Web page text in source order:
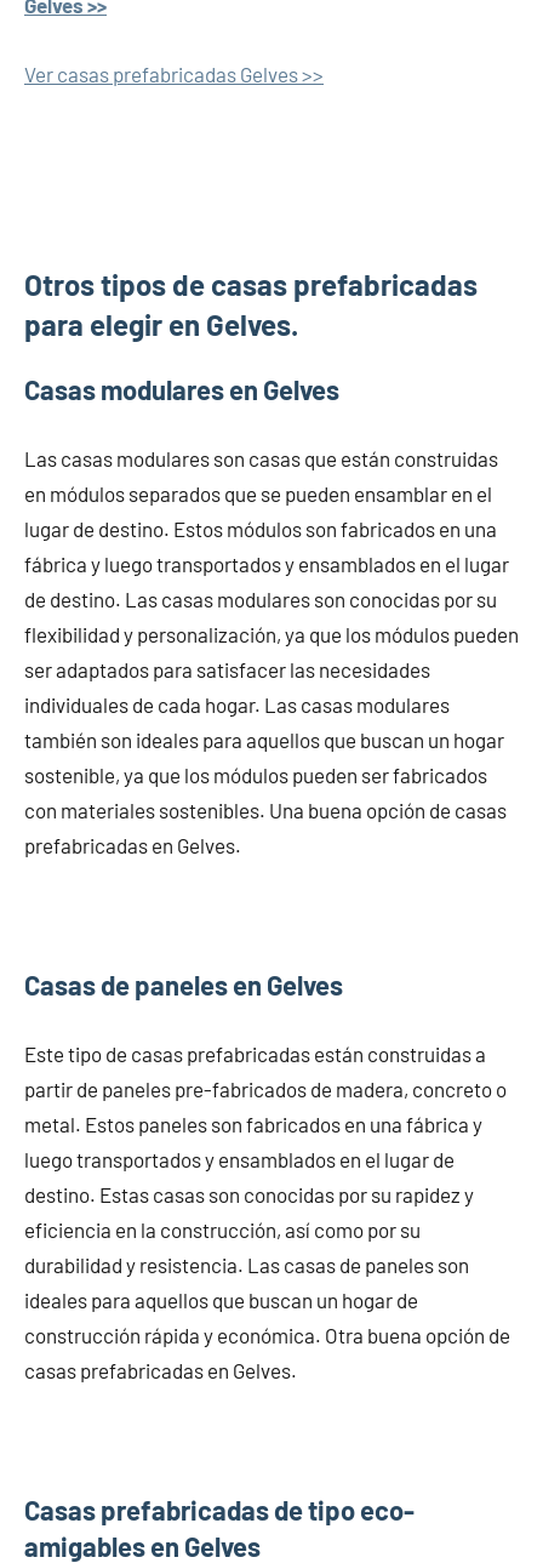
Ver casas prefabricadas Gelves >>
Otros tipos de casas prefabricadas
para elegir en Gelves.
Casas modulares en Gelves
Las casas modulares son casas que están construidas
en módulos separados que se pueden ensamblar en el
lugar de destino. Estos módulos son fabricados en una
fábrica y luego transportados y ensamblados en el lugar
de destino. Las casas modulares son conocidas por su
flexibilidad y personalización, ya que los módulos pueden
ser adaptados para satisfacer las necesidades
individuales de cada hogar. Las casas modulares
también son ideales para aquellos que buscan un hogar
sostenible, ya que los módulos pueden ser fabricados
con materiales sostenibles. Una buena opción de casas
prefabricadas en Gelves.
Casas de paneles en Gelves
Este tipo de casas prefabricadas están construidas a
partir de paneles pre-fabricados de madera, concreto o
metal. Estos paneles son fabricados en una fábrica y
luego transportados y ensamblados en el lugar de
destino. Estas casas son conocidas por su rapidez y
eficiencia en la construcción, así como por su
durabilidad y resistencia. Las casas de paneles son
ideales para aquellos que buscan un hogar de
construcción rápida y económica. Otra buena opción de
casas prefabricadas en Gelves.
Casas prefabricadas de tipo eco-
amigables en Gelves